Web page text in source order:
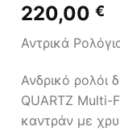
220,00 €
Αντρικά
Ανδρικό ρολόι
QUARTZ Multi-
καντράν με